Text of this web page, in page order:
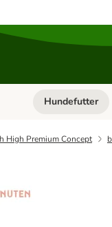
Katzenfutter
Kategorie-Menü
Hundefutter
High Premium Concept